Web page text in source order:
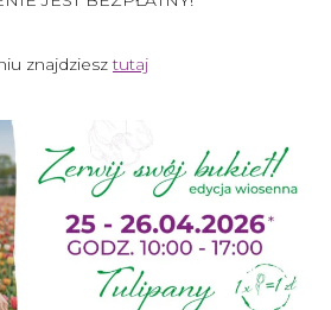
znajdziesztutaj